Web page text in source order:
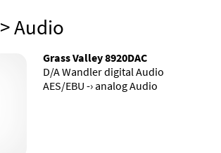
> Audio
Grass Valley 8920DAC
D/A Wandler digital Audio
AES/EBU -› analog Audio